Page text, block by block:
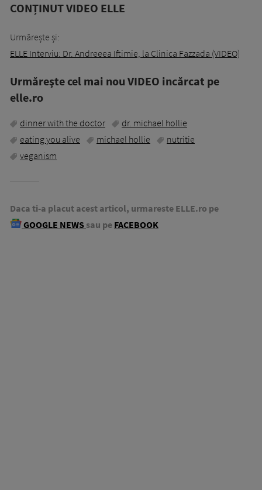
CONȚINUT VIDEO ELLE
Urmărește și:
ELLE Interviu: Dr. Andreeea Iftimie, la Clinica Fazzada (VIDEO)
Urmăreşte cel mai nou VIDEO incărcat pe
elle.ro
dinner with the doctor
dr. michael hollie
eating you alive
michael hollie
nutritie
veganism
Daca ti-a placut acest articol, urmareste ELLE.ro pe
GOOGLE NEWS sau pe FACEBOOK